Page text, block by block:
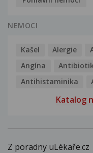
NEMOCI
Kašel Alergie
Angína
Antihistaminika
Katalog
Z poradny uLékaře.cz